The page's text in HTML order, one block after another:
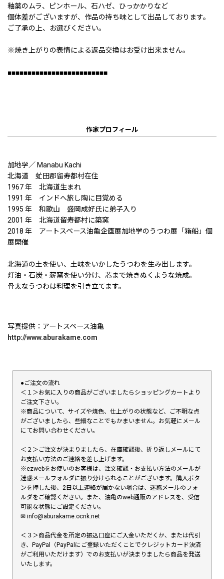
釉薬のムラ、ピンホール、石ハゼ、ひっかかりなど
個体差がございますが、作品の持ち味として出品しております。
ご了承の上、お選びください。
※焼き上がりの表情による返品交換はお受け出来ません。
■■■■■■■■■■■■■■■■■■■■■■■■■
作家プロフィール
加地学／ Manabu Kachi
北海道 虻田郡留寿都村在住
1967 年 北海道生まれ
1991 年 インドへ旅し陶に目覚める
1995 年 和歌山 盛岡成好氏に弟子入り
2001 年 北海道留寿都村に築窯
2018 年 アートスペース油亀企画展加地学のうつわ展「箱船」個
展開催
北海道の土を使い、土味をいかしたうつわを生み出します。
灯油・石炭・薪窯を使い分け、芯まで焼きぬくような焼成。
骨太なうつわは料理を引き立てます。
写真提供：アートスペース油亀
http://www.aburakame.com
●ご注文の流れ
＜１＞お気に入りの商品がございましたらショッピングカートより
ご注文下さい。
※商品について、サイズや焼色、仕上がりの状態など、ご不明な点
がございましたら、些細なことでもかまいません。お気軽にメール
にてお問い合わせください。
＜２＞ご注文が決まりましたら、在庫確認後、折り返しメールにて
お支払い方法のご連絡を差し上げます。
※ezwebをお使いのお客様は、注文確認・お支払い方法のメールが
迷惑メールフォルダに振り分けられることがございます。購入ボタ
ンを押した後、2日以上連絡が届かない場合は、迷惑メールのフォ
ルダをご確認ください。また、油亀のweb通販のアドレスを、受信
可能な状態にご設定ください。
✉︎ info@aburakame.ocnk.net
＜３＞商品代金を所定の振込口座にご入金いただくか、または代引
き、PayPal（PayPalにご登録いただくことでクレジットカード決済
がご利用いただけます）でのお支払いが決まりましたら商品を発送
いたします。